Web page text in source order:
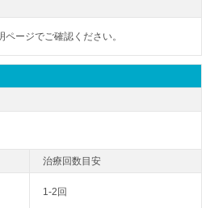
ージでご確認ください。
1-2回